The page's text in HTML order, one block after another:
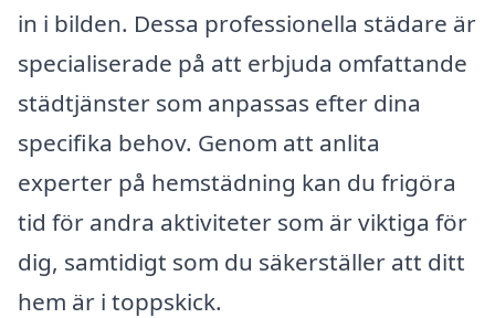
in i bilden. Dessa professionella städare är
specialiserade på att erbjuda omfattande
städtjänster som anpassas efter dina
specifika behov. Genom att anlita
experter på hemstädning kan du frigöra
tid för andra aktiviteter som är viktiga för
dig, samtidigt som du säkerställer att ditt
hem är i toppskick.